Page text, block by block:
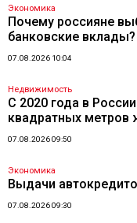
Экономика
Почему россияне
банковские вклады?
07.08.2026 10:04
Недвижимость
С 2020 года в
квадратных метров
07.08.2026 09:50
Экономика
Выдачи
07.08.2026 09:30